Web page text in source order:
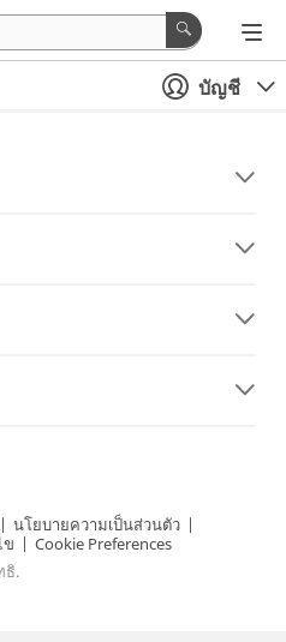
บัญชี
| นโยบายความเป็นส่วนตัว |
ข | Cookie Preferences
ธิ.